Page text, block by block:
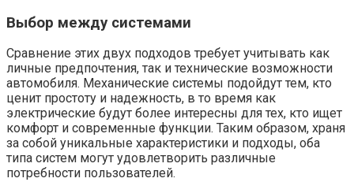
Выбор между системами
Сравнение этих двух подходов требует учитывать как
личные предпочтения, так и технические возможности
автомобиля. Механические системы подойдут тем, кто
ценит простоту и надежность, в то время как
электрические будут более интересны для тех, кто ищет
комфорт и современные функции. Таким образом, храня
за собой уникальные характеристики и подходы, оба
типа систем могут удовлетворить различные
потребности пользователей.